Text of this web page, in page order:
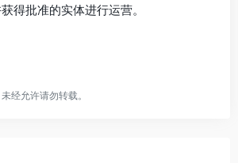
得批准的实体进行运营。
经允许请勿转载。